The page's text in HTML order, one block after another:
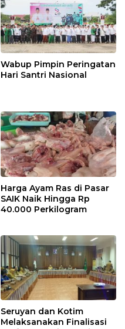
Wabup Pimpin Peringatan
Hari Santri Nasional
Harga Ayam Ras di Pasar
SAIK Naik Hingga Rp
40.000 Perkilogram
Seruyan dan Kotim
Melaksanakan Finalisasi